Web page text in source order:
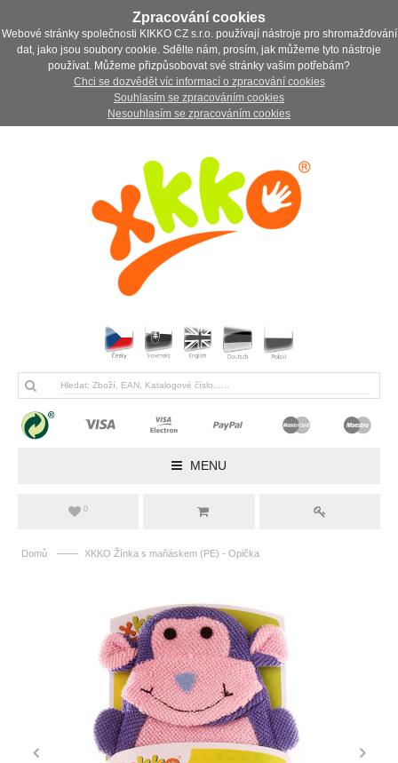
Zpracování cookies
Webové stránky společnosti KIKKO CZ s.r.o. používají nástroje pro shromažďování
dat, jako jsou soubory cookie. Sdělte nám, prosím, jak můžeme tyto nástroje
používat. Můžeme přizpůsobovat své stránky vašim potřebám?
Chci se dozvědět víc informací o zpracování cookies
Souhlasím se zpracováním cookies
Nesouhlasím se zpracováním cookies
MENU
0
Domů —— XKKO Žínka s maňáskem (PE) - Opička